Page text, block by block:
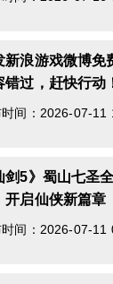
新浪游戏微博免
错过，赶快行动
时间：2026-07-11
剑5》蜀山七圣
开启仙侠新篇章
时间：2026-07-11